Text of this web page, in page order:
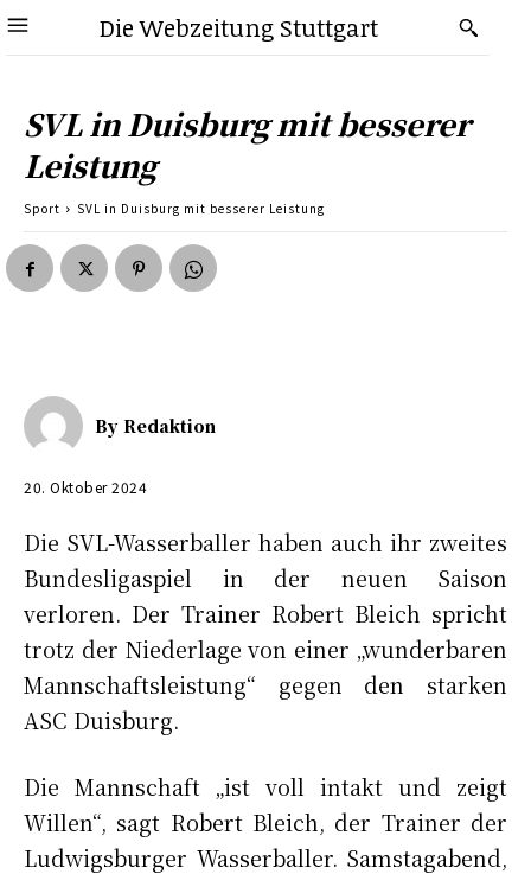
Die Webzeitung Stuttgart
SVL in Duisburg mit besserer
Leistung
Sport SVL in Duisburg mit besserer Leistung
By Redaktion
20. Oktober 2024
Die SVL-Wasserballer haben auch ihr zweites
Bundesligaspiel in der neuen Saison
verloren. Der Trainer Robert Bleich spricht
trotz der Niederlage von einer „wunderbaren
Mannschaftsleistung“ gegen den starken
ASC Duisburg.
Die Mannschaft „ist voll intakt und zeigt
Willen“, sagt Robert Bleich, der Trainer der
Ludwigsburger Wasserballer. Samstagabend,